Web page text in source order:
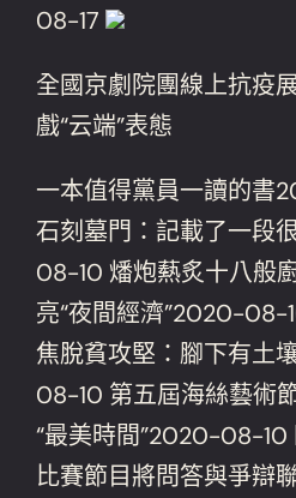
08-17
全國京劇院團線上抗疫
戲“云端”表態
一本值得黨員一讀的書
石刻墓門：記載了一段
08-10 燔炮爇炙十八般
亮“夜間經濟”2020-08-
焦脫貧攻堅：腳下有土
08-10 第五屆海絲藝術
“最美時間”2020-08-10
比賽節目將問答與爭辯